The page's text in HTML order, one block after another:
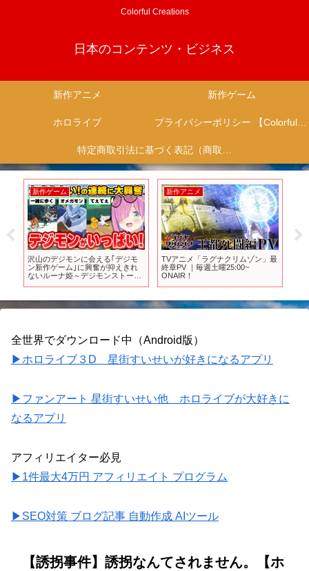
Colorful Creations
日本のコンテンツ・ビジネス
新作アニメ 新作ゲーム
ホロライブ プライバシーポリシー 【Colorful Creation】
特定商取引法に基づく表記（商取引に関する開示）
新作ゲーム
沢山のデジモンに会える｢デジモ
ン新作ゲーム｣に興奮が抑えきれ
ないルーナ姫～デジモンストーリ
抜き】
新作アニメ
TVアニメ「ラグナクリムゾン」最
終章PV ｜毎週土曜25:00~
ONAIR！
全世界でダウンロード中（Android版）
▶ホロライブ３D 星街すいせいが好きになるアプリ
▶ファンアート 星街すいせい他 ホロライブが大好きに
なるアプリ
アフィリエイター必見
▶1件最大4万円 アフィリエイト プログラム
▶SEO対策 ブログ記事 自動作成 AIツール
【誘拐事件】誘拐なんてされません。【ホ